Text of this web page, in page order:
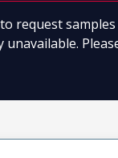
request samples